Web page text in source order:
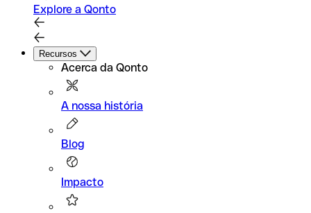
Explore a Qonto
Recursos
Acerca da Qonto
A nossa história
Blog
Impacto